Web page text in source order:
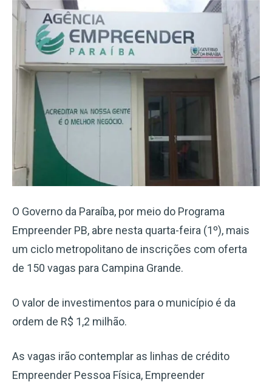
O Governo da Paraíba, por meio do Programa
Empreender PB, abre nesta quarta-feira (1º), mais
um ciclo metropolitano de inscrições com oferta
de 150 vagas para Campina Grande.
O valor de investimentos para o município é da
ordem de R$ 1,2 milhão.
As vagas irão contemplar as linhas de crédito
Empreender Pessoa Física, Empreender